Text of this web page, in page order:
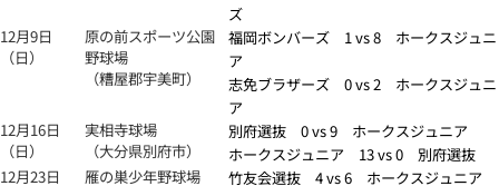
ズ
12月9日
（日）
原の前スポーツ公園
野球場
（糟屋郡宇美町）
福岡ボンバーズ 1 vs 8 ホークスジュニ
ア
志免ブラザーズ 0 vs 2 ホークスジュニ
ア
12月16日
（日）
実相寺球場
（大分県別府市）
別府選抜 0 vs 9 ホークスジュニア
ホークスジュニア 13 vs 0 別府選抜
12月23日
雁の巣少年野球場
竹友会選抜 4 vs 6 ホークスジュニア